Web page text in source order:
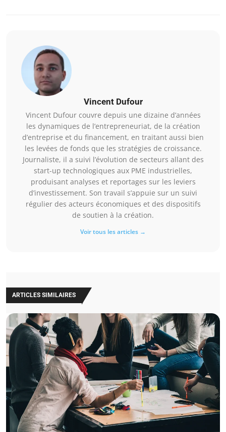
Vincent Dufour
Vincent Dufour couvre depuis une dizaine d’années
les dynamiques de l’entrepreneuriat, de la création
d’entreprise et du financement, en traitant aussi bien
les levées de fonds que les stratégies de croissance.
Journaliste, il a suivi l’évolution de secteurs allant des
start-up technologiques aux PME industrielles,
produisant analyses et reportages sur les leviers
d’investissement. Son travail s’appuie sur un suivi
régulier des acteurs économiques et des dispositifs
de soutien à la création.
Voir tous les articles →
ARTICLES SIMILAIRES